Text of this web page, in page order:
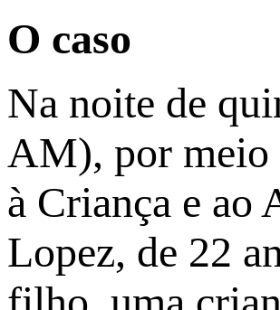
O caso
Na noite de
AM), por meio
à Criança e ao
Lopez, de 22